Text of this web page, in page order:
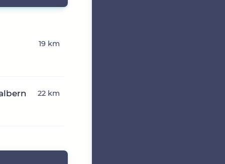
19 km
22 km